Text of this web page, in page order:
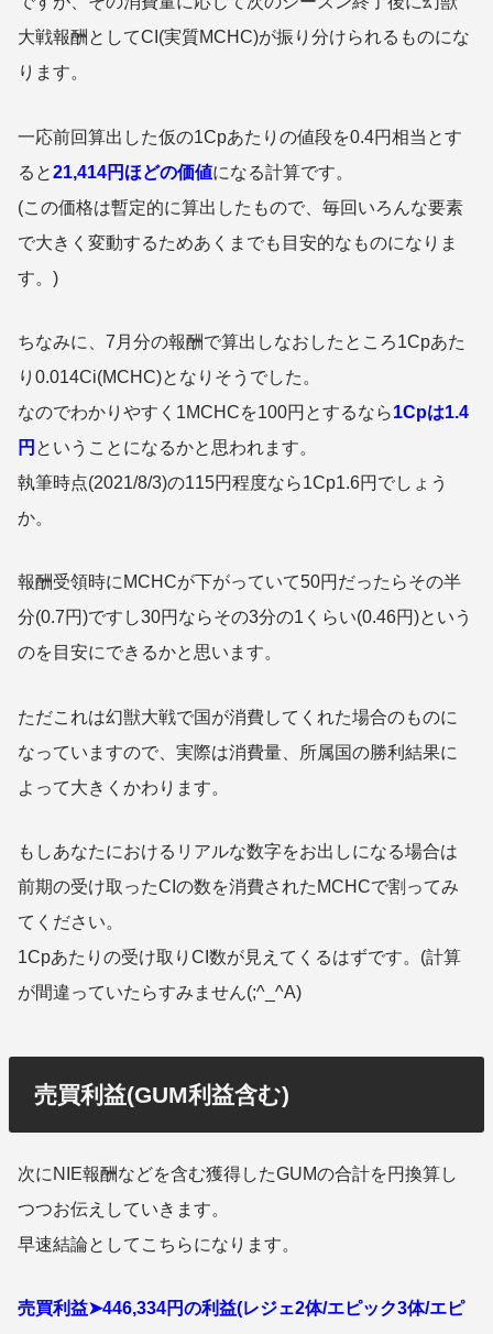
大戦報酬としてCI(実質MCHC)が振り分けられるものにな
ります。
一応前回算出した仮の1Cpあたりの値段を0.4円相当とす
ると21,414円ほどの価値になる計算です。
(この価格は暫定的に算出したもので、毎回いろんな要素
で大きく変動するためあくまでも目安的なものになりま
す。)
ちなみに、7月分の報酬で算出しなおしたところ1Cpあた
り0.014Ci(MCHC)となりそうでした。
なのでわかりやすく1MCHCを100円とするなら1Cpは1.4
円 ということになるかと思われます。
執筆時点(2021/8/3)の115円程度なら1Cp1.6円でしょう
か。
報酬受領時にMCHCが下がっていて50円だったらその半
分(0.7円)ですし30円ならその3分の1くらい(0.46円)という
のを目安にできるかと思います。
ただこれは幻獣大戦で国が消費してくれた場合のものに
なっていますので、実際は消費量、所属国の勝利結果に
よって大きくかわります。
もしあなたにおけるリアルな数字をお出しになる場合は
前期の受け取ったCIの数を消費されたMCHCで割ってみ
てください。
1Cpあたりの受け取りCI数が見えてくるはずです。(計算
が間違っていたらすみません(;^_^A)
売買利益(GUM利益含む)
次にNIE報酬などを含む獲得したGUMの合計を円換算し
つつお伝えしていきます。
早速結論としてこちらになります。
売買利益➤446,334円の利益(レジェ2体/エピック3体/エピ